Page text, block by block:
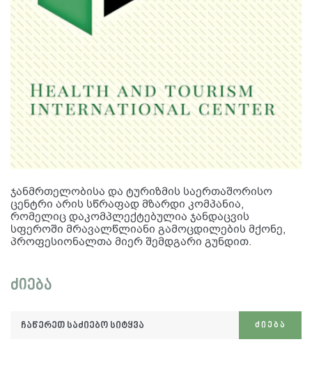
ჯანმრთელობისა და ტურიზმის საერთაშორისო
ცენტრი არის სწრაფად მზარდი კომპანია,
რომელიც დაკომპლექტებულია ჯანდაცვის
სფეროში მრავალწლიანი გამოცდილების მქონე,
პროფესიონალთა მიერ შემდგარი გუნდით.
ძიება
ჩაწერეთ
ᲫᲘᲔᲑᲐ